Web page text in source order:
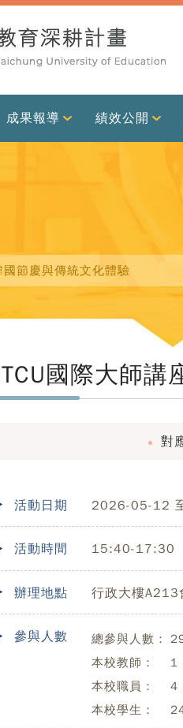
成果報導 績效公開
節慶與傳統文化體驗
國際大師
對
活動日期 2026-05-12
活動時間 15:40-17:30
辦理地點 行政大樓A213
參與人數 總參與人數：
本校教師：
1
本校職員：
4
本校學生：